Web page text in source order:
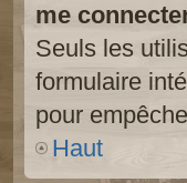
me
Seuls les
formulaire
pour
Haut